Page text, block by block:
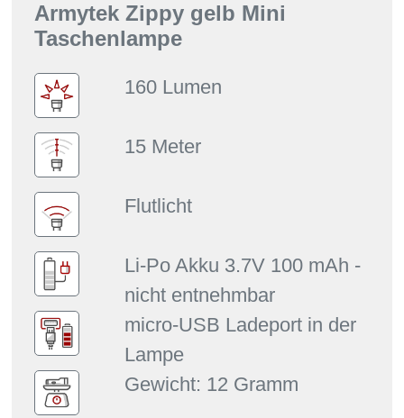
Armytek Zippy gelb Mini
Taschenlampe
160 Lumen
15 Meter
Flutlicht
Li-Po Akku 3.7V 100 mAh -
nicht entnehmbar
micro-USB Ladeport in der
Lampe
Gewicht: 12 Gramm